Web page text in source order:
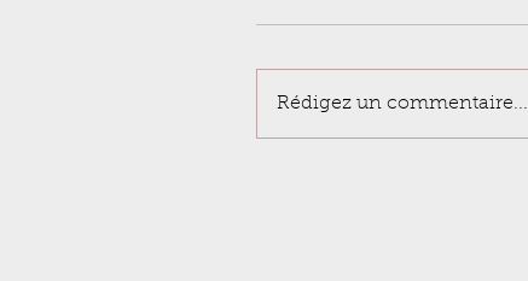
Rédigez un commentaire...